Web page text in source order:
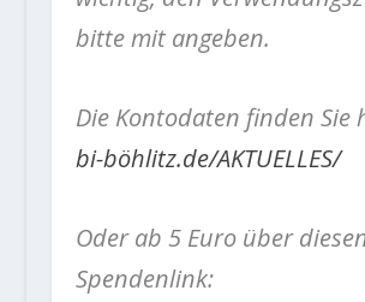
bitte mit angeben.
Die Kontodaten finden Sie
bi-böhlitz.de/AKTUELLES/
Oder ab 5 Euro über
Spendenlink: